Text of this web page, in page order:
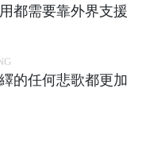
都需要靠外界支援
的任何悲歌都更加